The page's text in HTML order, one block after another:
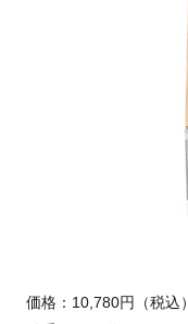
価格：10,780円（税込）